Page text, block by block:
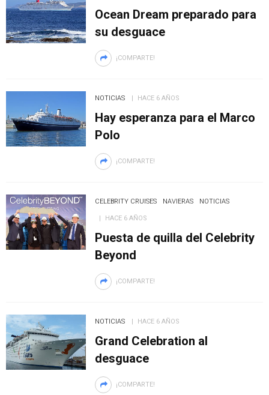
Ocean Dream preparado para
su desguace
¡COMPARTE!
NOTICIAS HACE 6 AÑOS
Hay esperanza para el Marco
Polo
¡COMPARTE!
CELEBRITY CRUISES NAVIERAS NOTICIAS
HACE 6 AÑOS
Puesta de quilla del Celebrity
Beyond
¡COMPARTE!
NOTICIAS HACE 6 AÑOS
Grand Celebration al
desguace
¡COMPARTE!